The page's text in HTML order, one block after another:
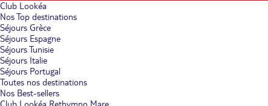
Club Lookéa
Nos Top destinations
Séjours Grèce
Séjours Espagne
Séjours Tunisie
Séjours Italie
Séjours Portugal
Toutes nos destinations
Nos Best-sellers